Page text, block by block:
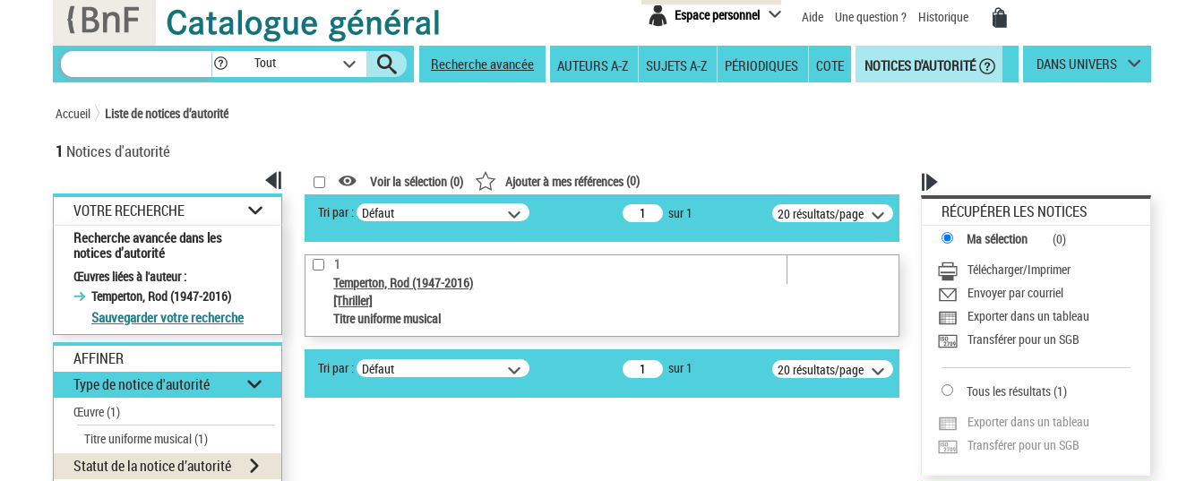
Espace personnel Aide Une question ? Historique
Tout Recherche avancée AUTEURS A-Z SUJETS A-Z PÉRIODIQUES COTE NOTICES D'AUTORITÉ DANS UNIVERS
Accueil Liste de notices d’autorité
1 Notices d'autorité
VOTRE RECHERCHE
Recherche avancée dans les
notices d’autorité
Œuvres liées à l'auteur :
Temperton, Rod (1947-2016)
Sauvegarder votre recherche
AFFINER
Type de notice d'autorité
Œuvre(1)
Titre uniforme musical(1)
Statut de la notice d’autorité
Voir la sélection (0) Ajouter à mes références(0)
Tri par : Défaut sur 1 20 résultats/page
1
Temperton, Rod (1947-2016)
[Thriller]
Titre uniforme musical
Tri par : Défaut sur 1 20 résultats/page
RÉCUPÉRER LES NOTICES
Ma sélection (0)
Télécharger/Imprimer
Envoyer par courriel
Exporter dans un tableau
Transférer pour un SGB
Tous les résultats(1)
Exporter dans un tableau
Transférer pour un SGB
Panneau de gestion des cookies